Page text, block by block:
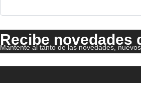
Recibe novedades
Mantente al tanto de las novedades,